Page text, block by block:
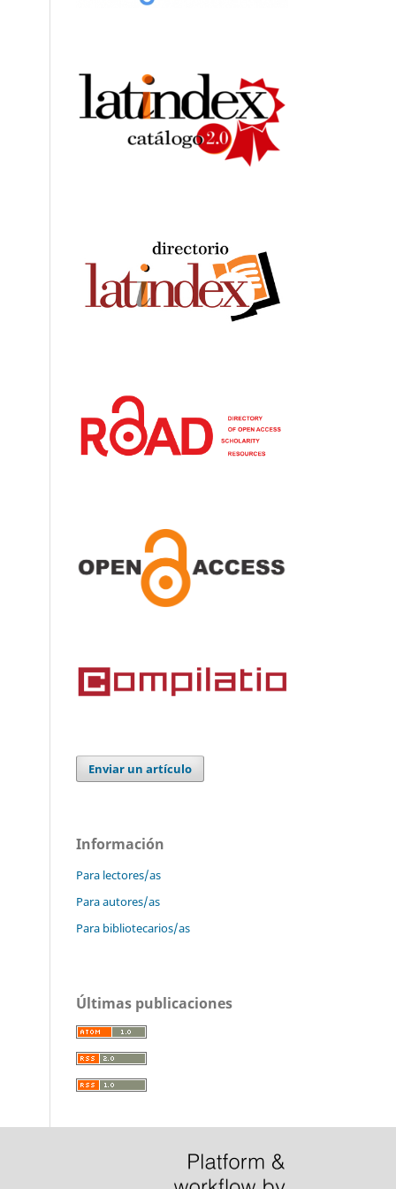
Enviar un artículo
Información
Para lectores/as
Para autores/as
Para bibliotecarios/as
Últimas publicaciones